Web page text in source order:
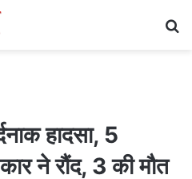
हादसा, 5
ने रौंद, 3 की मौत